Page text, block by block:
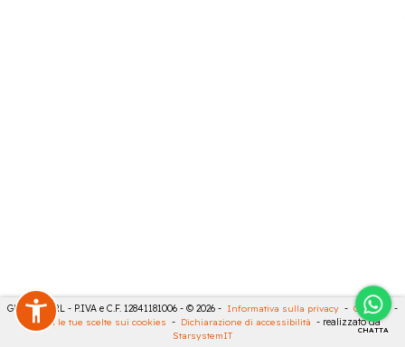
CHATTA
GECO 14 SRL - P.IVA e C.F. 12841181006 - © 2026 - Informativa sulla privacy - Cookies
-
Rivedi le tue scelte sui cookies - Dichiarazione di accessibilità - realizzato da
StarsystemIT